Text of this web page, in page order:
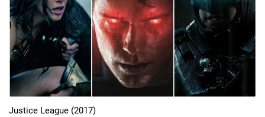
Seriály
Hry
Cool Esport
Pořady
Justice League (2017)